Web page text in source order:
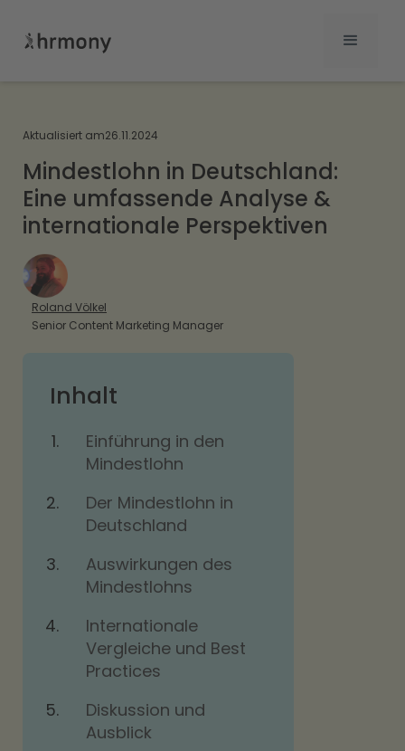
Aktualisiert am26.11.2024
Mindestlohn in Deutschland:
Eine umfassende Analyse &
internationale Perspektiven
Roland Völkel
Senior Content Marketing Manager
Inhalt
Einführung in den
Mindestlohn
Der Mindestlohn in
Deutschland
Auswirkungen des
Mindestlohns
Internationale
Vergleiche und Best
Practices
Diskussion und
Ausblick